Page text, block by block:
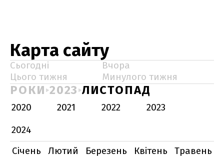
Карта сайту
Сьогодні
Вчора
Цього тижня
Минулого тижня
РОКИ 2023 ЛИСТОПАД
2020 2021 2022
2023
2024
Січень
Лютий Березень Квітень
Травень